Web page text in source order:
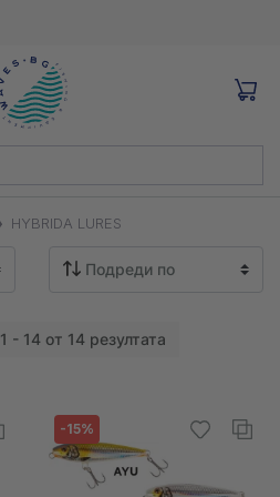
HYBRIDA LURES
1 - 14 от 14 резултата
-15%